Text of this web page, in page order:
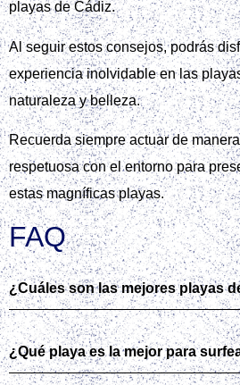
playas de Cádiz.
Al seguir estos consejos, podrás
experiencia inolvidable en las
naturaleza y belleza.
Recuerda siempre actuar de
respetuosa con el entorno para
estas magníficas playas.
FAQ
¿Cuáles son las mejores playas
¿Qué playa es la mejor para